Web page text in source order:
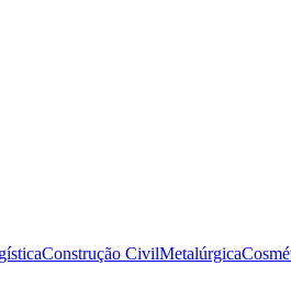
Construção CivilMetalúrgica